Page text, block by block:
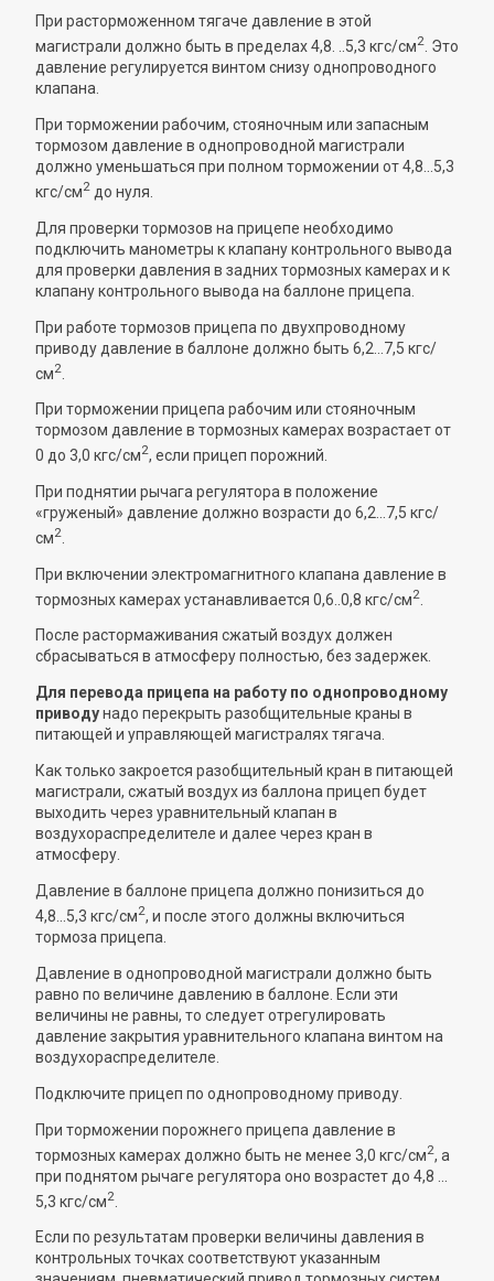
При расторможенном тягаче давление в этой
магистрали должно быть в пределах 4,8. ..5,3 кгс/см2 . Это
давление регулируется винтом снизу однопроводного
клапана.
При торможении рабочим, стояночным или запасным
тормозом давление в однопроводной магистрали
должно уменьшаться при полном торможении от 4,8...5,3
кгс/см2 до нуля.
Для проверки тормозов на прицепе необходимо
подключить манометры к клапану контрольного вывода
для проверки давления в задних тормозных камерах и к
клапану контрольного вывода на баллоне прицепа.
При работе тормозов прицепа по двухпроводному
приводу давление в баллоне должно быть 6,2...7,5 кгс/
см2
При торможении прицепа рабочим или стояночным
тормозом давление в тормозных камерах возрастает от
0 до 3,0 кгс/см2, если прицеп порожний.
При поднятии рычага регулятора в положение
«груженый» давление должно возрасти до 6,2...7,5 кгс/
см2
При включении электромагнитного клапана давление в
тормозных камерах устанавливается 0,6..0,8 кгс/см2
После растормаживания сжатый воздух должен
сбрасываться в атмосферу полностью, без задержек.
Для перевода прицепа на работу по однопроводному
приводунадо перекрыть разобщительные краны в
питающей и управляющей магистралях тягача.
Как только закроется разобщительный кран в питающей
магистрали, сжатый воздух из баллона прицеп будет
выходить через уравнительный клапан в
воздухораспределителе и далее через кран в
атмосферу.
Давление в баллоне прицепа должно понизиться до
4,8...5,3 кгс/см2, и после этого должны включиться
тормоза прицепа.
Давление в однопроводной магистрали должно быть
равно по величине давлению в баллоне. Если эти
величины не равны, то следует отрегулировать
давление закрытия уравнительного клапана винтом на
воздухораспределителе.
Подключите прицеп по однопроводному приводу.
При торможении порожнего прицепа давление в
тормозных камерах должно быть не менее 3,0 кгс/см2, а
при поднятом рычаге регулятора оно возрастет до 4,8 ...
5,3 кгс/см2
Если по результатам проверки величины давления в
контрольных точках соответствуют указанным